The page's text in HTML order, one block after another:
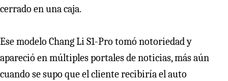
cerrado en una caja.
Ese modelo Chang Li S1-Pro tomó notoriedad y
apareció en múltiples portales de noticias, más aún
cuando se supo que el cliente recibiría el auto